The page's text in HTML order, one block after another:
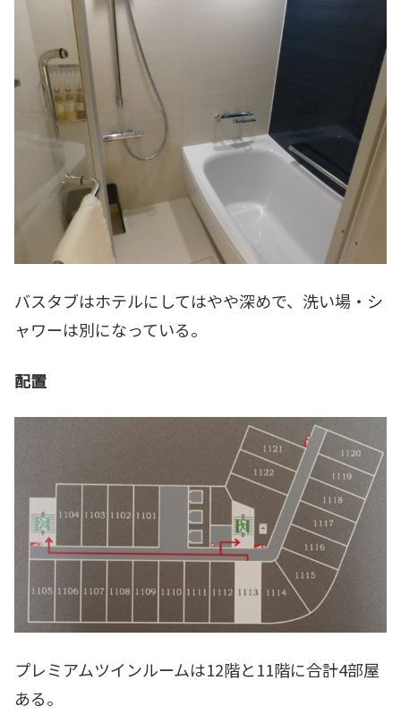
バスタブはホテルにしてはやや深めで、洗い場・シ
ャワーは別になっている。
配置
プレミアムツインルームは12階と11階に合計4部屋
ある。